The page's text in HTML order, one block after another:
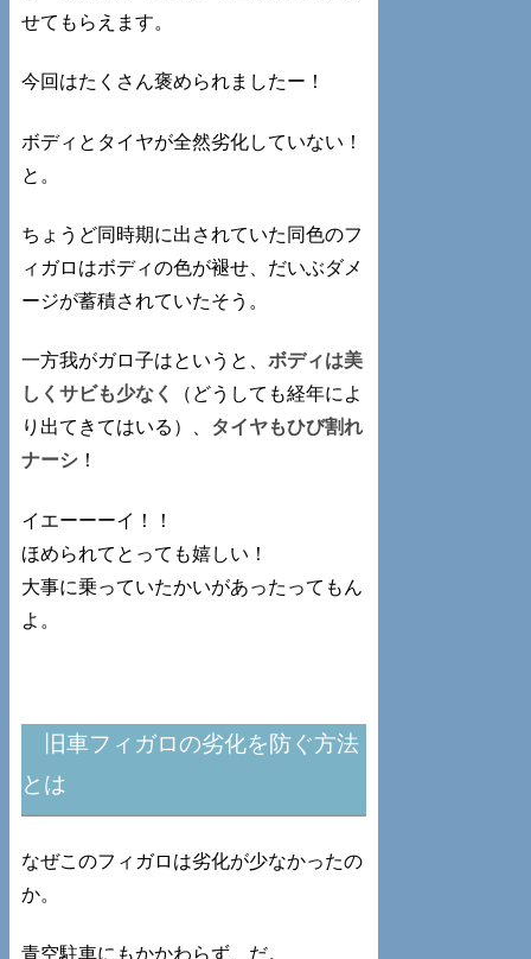
せてもらえます。
今回はたくさん褒められましたー！
ボディとタイヤが全然劣化していない！
と。
ちょうど同時期に出されていた同色のフ
ィガロはボディの色が褪せ、だいぶダメ
ージが蓄積されていたそう。
一方我がガロ子はというと、 ボディは美
しくサビも少なく
（どうしても経年によ
り出てきてはいる）、 タイヤもひび割れ
ナーシ ！
イエーーーイ！！
ほめられてとっても嬉しい！
大事に乗っていたかいがあったってもん
よ。
旧車フィガロの劣化を防ぐ方法
とは
なぜこのフィガロは劣化が少なかったの
か。
青空駐車にもかかわらず、だ。